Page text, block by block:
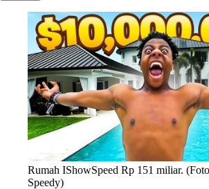
Rumah IShowSpeed Rp 151 miliar.
Speedy)